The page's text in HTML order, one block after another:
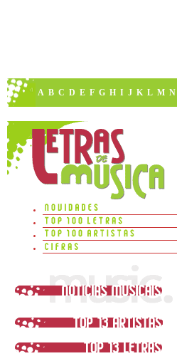
A B C D E F G H I J K L M N